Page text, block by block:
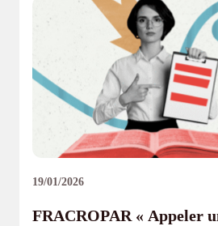
19/01/2026
FRACROPAR « Appeler